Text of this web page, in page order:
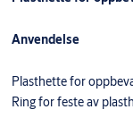
Anvendelse
Plasthette for
Ring for feste av